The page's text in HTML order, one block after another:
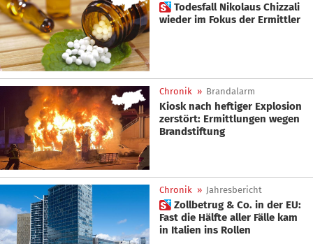
 Todesfall Nikolaus Chizzali
wieder im Fokus der Ermittler
Chronik » Brandalarm
Kiosk nach heftiger Explosion
zerstört: Ermittlungen wegen
Brandstiftung
Chronik » Jahresbericht
 Zollbetrug & Co. in der EU:
Fast die Hälfte aller Fälle kam
in Italien ins Rollen